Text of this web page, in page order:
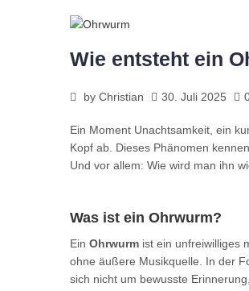
Wie entsteht ein
by Christian 30. Juli 2025
Ein Moment Unachtsamkeit, ein
Kopf ab. Dieses Phänomen
Und vor allem: Wie wird man ihn
Was ist ein Ohrwurm?
Ein Ohrwurm ist ein unfreiwilliges
ohne äußere Musikquelle. In der
sich nicht um bewusste